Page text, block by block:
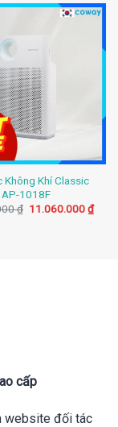
Không Khí Classic
AP-1018F
₫ Giá
11.060.000₫Giá
hiện
cấp
website đối tác